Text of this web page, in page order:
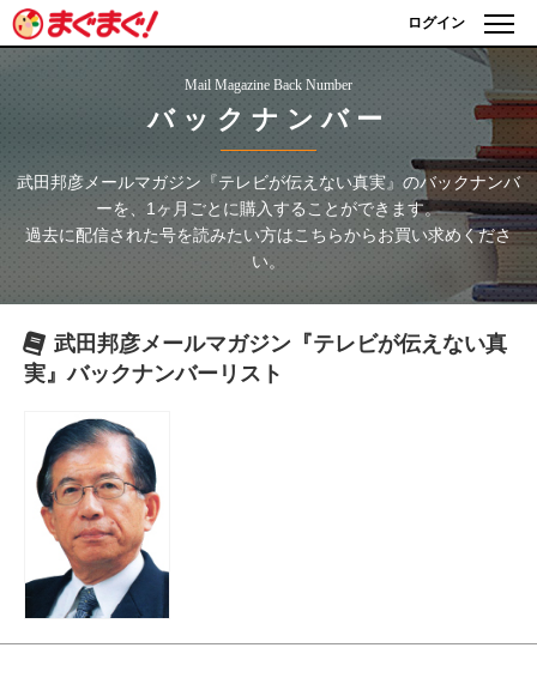
ログイン
Mail Magazine Back Number
バックナンバー
武田邦彦メールマガジン『テレビが伝えない真実』 のバックナンバ
ーを、1ヶ月ごとに購入することができます。
過去に配信された号を読みたい方はこちらからお買い求めくださ
い。
武田邦彦メールマガジン『テレビが伝えない真
実』バックナンバーリスト